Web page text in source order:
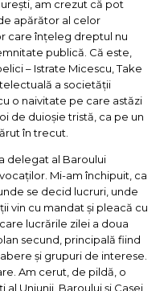
am crezut că pot
apărător al celor
care înțeleg dreptul nu
publică. Că este,
– Istrate Micescu, Take
a societății
o naivitate pe care astăzi
de duioșie tristă, ca pe un
în trecut.
delegat al Baroului
Mi-am închipuit, ca
se decid lucruri, unde
vin cu mandat și pleacă cu
lucrările zilei a doua
secund, principală fiind
și grupuri de interese.
Am cerut, de pildă, o
Uniunii, Baroului și Casei